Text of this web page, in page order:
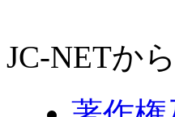
JC-NETから